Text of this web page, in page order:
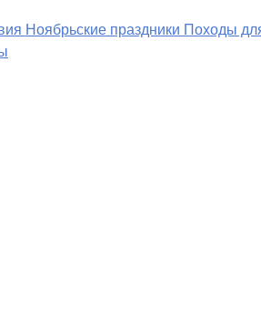
Ноябрьские праздники Походы